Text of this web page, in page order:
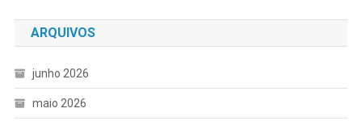
ARQUIVOS
junho 2026
maio 2026